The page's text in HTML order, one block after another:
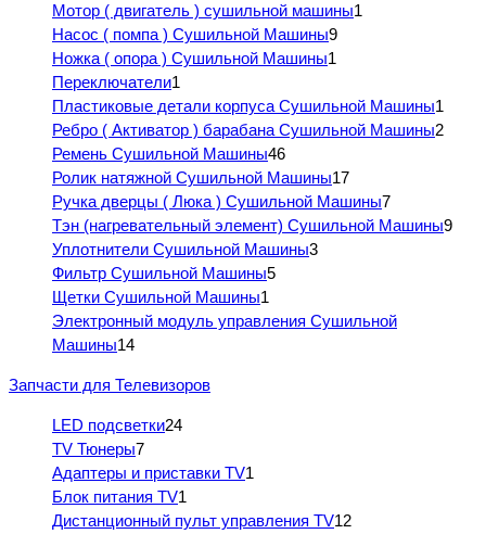
Мотор ( двигатель ) сушильной машины1
Насос ( помпа ) Сушильной Машины9
Ножка ( опора ) Сушильной Машины1
Переключатели1
Пластиковые детали корпуса Сушильной Машины1
Ребро ( Активатор ) барабана Сушильной Машины2
Ремень Сушильной Машины46
Ролик натяжной Сушильной Машины17
Ручка дверцы ( Люка ) Сушильной Машины7
Тэн (нагревательный элемент) Сушильной Машины9
Уплотнители Сушильной Машины3
Фильтр Сушильной Машины5
Щетки Сушильной Машины1
Электронный модуль управления Сушильной
Машины14
Запчасти для Телевизоров
LED подсветки24
TV Тюнеры7
Адаптеры и приставки TV1
Блок питания TV1
Дистанционный пульт управления TV12